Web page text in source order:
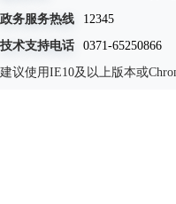
政务服务热线
12345
技术支持电话
0371-65250866
建议使用IE10及以上版本或